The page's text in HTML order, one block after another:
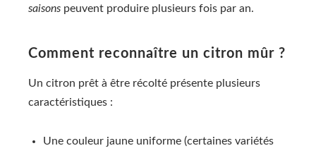
saisons peuvent produire plusieurs fois par an.
Comment reconnaître un citron mûr ?
Un citron prêt à être récolté présente plusieurs
caractéristiques :
Une couleur jaune uniforme (certaines variétés